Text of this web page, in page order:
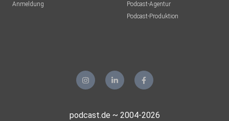
Anmeldung
Podcast-Agentur
Podcast-Produktion
podcast.de ~ 2004-2026